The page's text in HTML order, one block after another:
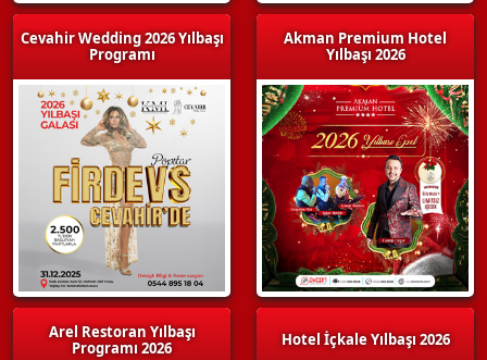
Cevahir Wedding 2026 Yılbaşı
Programı
Arel Restoran Yılbaşı
Programı 2026
Akman Premium Hotel
Yılbaşı 2026
Hotel İçkale Yılbaşı 2026